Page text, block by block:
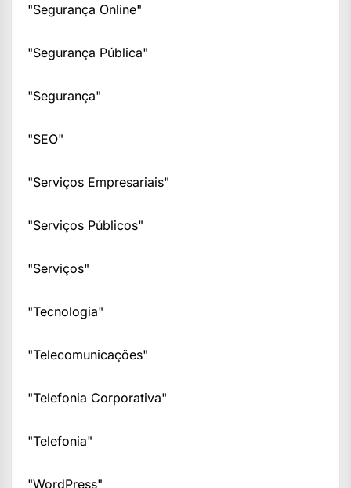
"Segurança Online"
"Segurança Pública"
"Segurança"
"SEO"
"Serviços Empresariais"
"Serviços Públicos"
"Serviços"
"Tecnologia"
"Telecomunicações"
"Telefonia Corporativa"
"Telefonia"
"WordPress"